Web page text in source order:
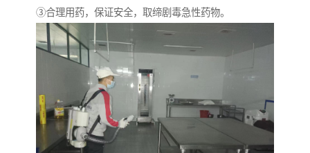
③合理用药，保证安全，取缔剧毒急性药物。